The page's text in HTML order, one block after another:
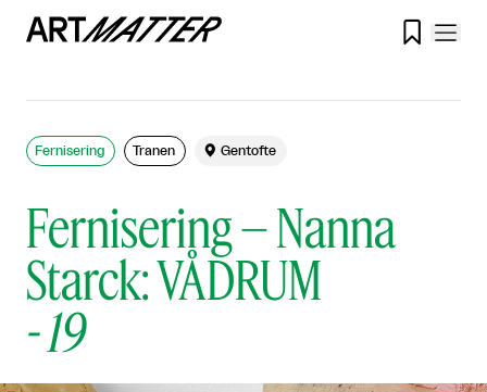

Fernisering – Nanna
Starck: VÅDRUM
-19
Fernisering Tranen  Gentofte